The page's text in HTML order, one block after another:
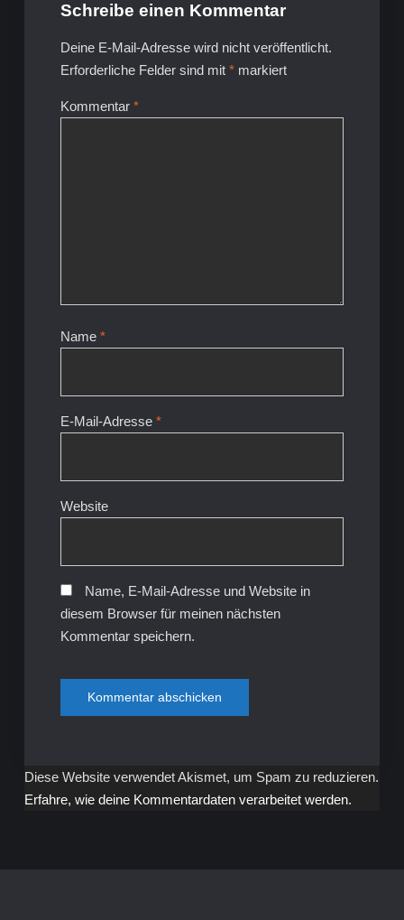
Schreibe einen Kommentar
Deine E-Mail-Adresse wird nicht veröffentlicht.
Erforderliche Felder sind mit *markiert
Kommentar *
Name *
E-Mail-Adresse *
Website
Name, E-Mail-Adresse und Website in
diesem Browser für meinen nächsten
Kommentar speichern.
Diese Website verwendet Akismet, um Spam zu reduzieren.
Erfahre, wie deine Kommentardaten verarbeitet werden.